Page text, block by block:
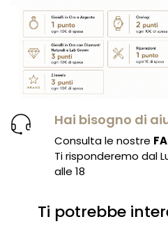
Hai bisogno di
Consulta le nostre
Ti risponderemo dal
alle 18
Ti potrebbe